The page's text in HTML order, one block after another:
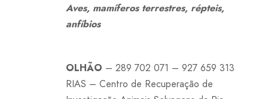
Aves, mamíferos terrestres, répteis,
anfíbios
OLHÃO – 289 702 071 – 927 659 313
RIAS – Centro de Recuperação de